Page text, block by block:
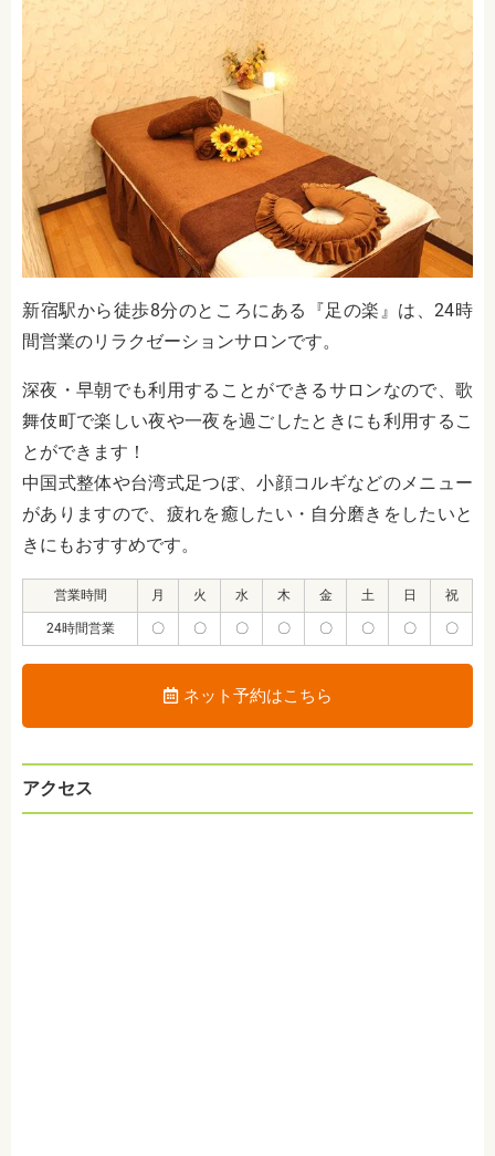
新宿駅から徒歩8分のところにある『足の楽』は、24時
間営業のリラクゼーションサロンです。
深夜・早朝でも利用することができるサロンなので、歌
舞伎町で楽しい夜や一夜を過ごしたときにも利用するこ
とができます！
中国式整体や台湾式足つぼ、小顔コルギなどのメニュー
がありますので、疲れを癒したい・自分磨きをしたいと
きにもおすすめです。
営業時間 月 火 水 木 金 土 日 祝
24時間営業 〇 〇 〇 〇 〇 〇 〇 〇
ネット予約はこちら
アクセス